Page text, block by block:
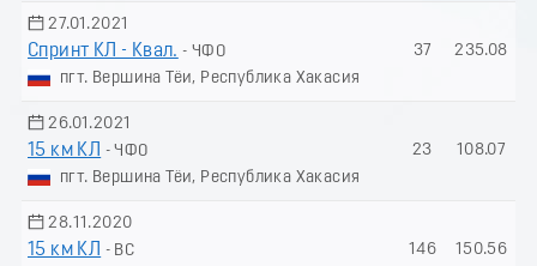
27.01.2021
Спринт КЛ - Квал. - ЧФО
пгт. Вершина Тёи, Республика Хакасия
37 235.08
26.01.2021
15 км КЛ
- ЧФО
пгт. Вершина Тёи, Республика Хакасия
23 108.07
28.11.2020
15 км КЛ
- ВС
146 150.56